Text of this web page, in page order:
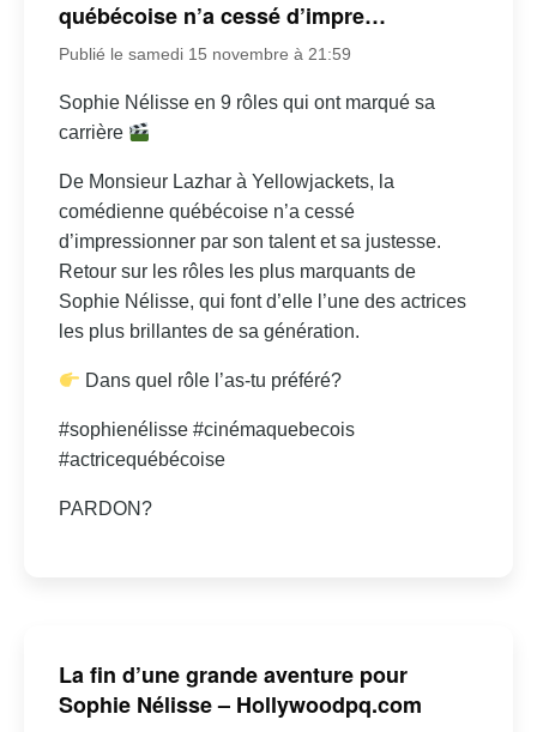
québécoise n’a cessé d’impre…
Publié le samedi 15 novembre à 21:59
Sophie Nélisse en 9 rôles qui ont marqué sa
carrière
De Monsieur Lazhar à Yellowjackets, la
comédienne québécoise n’a cessé
d’impressionner par son talent et sa justesse.
Retour sur les rôles les plus marquants de
Sophie Nélisse, qui font d’elle l’une des actrices
les plus brillantes de sa génération.
Dans quel rôle l’as-tu préféré?
#sophienélisse #cinémaquebecois
#actricequébécoise
PARDON?
La fin d’une grande aventure pour
Sophie Nélisse – Hollywoodpq.com